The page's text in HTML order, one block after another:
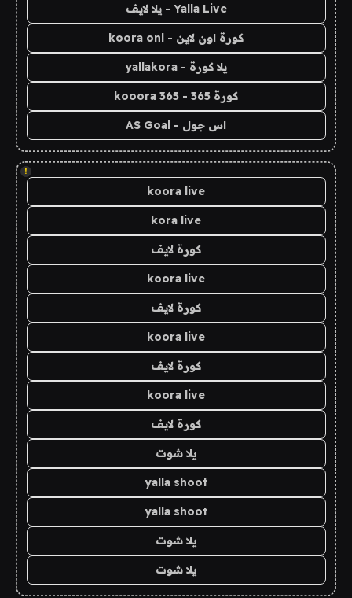
Yalla Live - يلا لايف
كورة اون لاين - koora onl
يلا كورة - yallakora
كورة 365 - kooora 365
اس جول - AS Goal
!
koora live
kora live
كورة لايف
koora live
كورة لايف
koora live
كورة لايف
koora live
كورة لايف
يلا شوت
yalla shoot
yalla shoot
يلا شوت
يلا شوت